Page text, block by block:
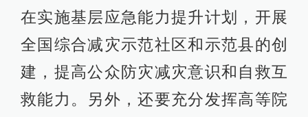
在实施基层应急能力提升计划，开展
全国综合减灾示范社区和示范县的创
建，提高公众防灾减灾意识和自救互
救能力。另外，还要充分发挥高等院